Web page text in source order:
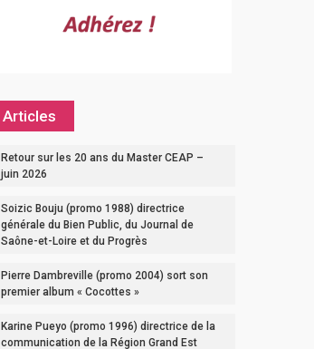
Articles
Retour sur les 20 ans du Master CEAP –
juin 2026
Soizic Bouju (promo 1988) directrice
générale du Bien Public, du Journal de
Saône-et-Loire et du Progrès
Pierre Dambreville (promo 2004) sort son
premier album « Cocottes »
Karine Pueyo (promo 1996) directrice de la
communication de la Région Grand Est